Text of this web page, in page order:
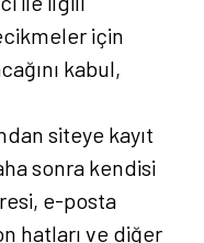
için
kabul,
siteye kayıt
sonra kendisi
e-posta
hatları ve diğer